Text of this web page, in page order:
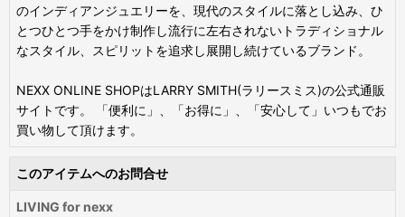
のインディアンジュエリーを、現代のスタイルに落とし込み、ひ
とつひとつ手をかけ制作し流行に左右されないトラディショナル
なスタイル、スピリットを追求し展開し続けているブランド。
NEXX ONLINE SHOPはLARRY SMITH(ラリースミス)の公式通販
サイトです。 「便利に」、「お得に」、「安心して」いつもでお
買い物して頂けます。
このアイテムへのお問合せ
LIVING for nexx